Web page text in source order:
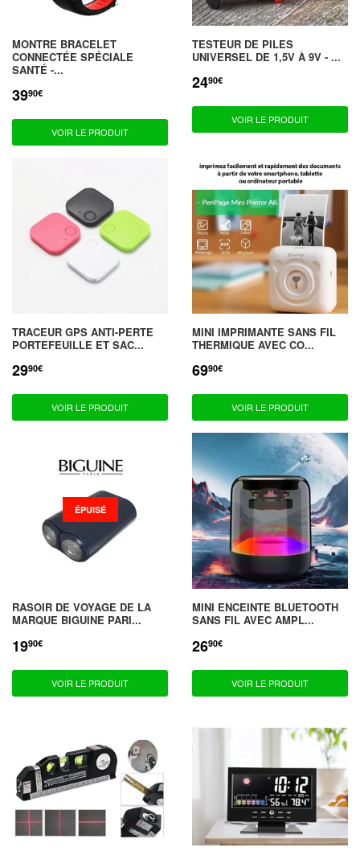
MONTRE BRACELET
CONNECTÉE SPÉCIALE
SANTÉ -...
PRIX
3990€
VOIR LE PRODUIT
TESTEUR DE PILES
UNIVERSEL DE 1,5V À 9V - ...
PRIX
2490€
VOIR LE PRODUIT
TRACEUR GPS ANTI-PERTE
PORTEFEUILLE ET SAC...
PRIX
2990€
VOIR LE PRODUIT
MINI IMPRIMANTE SANS FIL
THERMIQUE AVEC CO...
PRIX
6990€
VOIR LE PRODUIT
ÉPUISÉ
RASOIR DE VOYAGE DE LA
MARQUE BIGUINE PARI...
PRIX
1990€
VOIR LE PRODUIT
MINI ENCEINTE BLUETOOTH
SANS FIL AVEC AMPL...
PRIX
2690€
VOIR LE PRODUIT